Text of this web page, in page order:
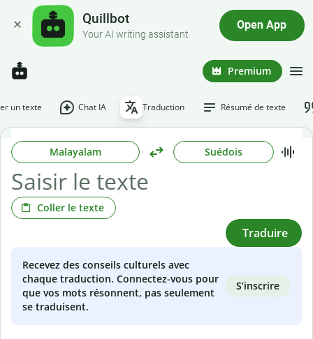
Quillbot
Your AI writing assistant
Open App
Premium
un texte Chat IA Traduction Résumé de texte
Malayalam Suédois
Coller le texte
Traduire
Recevez des conseils culturels avec
chaque traduction. Connectez-vous pour
que vos mots résonnent, pas seulement
se traduisent.
S’inscrire